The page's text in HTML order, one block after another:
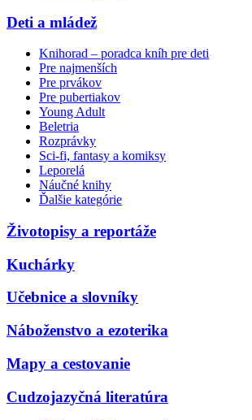
Deti a mládež
Knihorad – poradca kníh pre deti
Pre najmenších
Pre prvákov
Pre pubertiakov
Young Adult
Beletria
Rozprávky
Sci-fi, fantasy a komiksy
Leporelá
Náučné knihy
Ďalšie kategórie
Životopisy a reportáže
Kuchárky
Učebnice a slovníky
Náboženstvo a ezoterika
Mapy a cestovanie
Cudzojazyčná literatúra